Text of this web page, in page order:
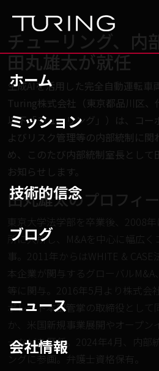
ホーム
ミッション
技術的信念
ブログ
ニュース
会社情報
チューリング、内
田丸雄太が就任
生成AIを活用した完全自動運転車
Turing株式会社（東京都品川区、
以下「チューリング」）は、コー
よびリスク管理等の内部統制に関
め、このたび内部統制室長として
お知らせします。
田丸雄太のプロフィ
東京大学法学部を卒業後、2008
所に入所し、M&Aを中心に幅広
事。2011年からはWHITE &
本企業が関与するグローバル
等に関与。2016年5月より株式会
ポレート本部管掌の取締役として
か、米国新規事業展開やオープン
ーなどを歴任。2024年4月、内部
ングに参画。弁護士資格保有。